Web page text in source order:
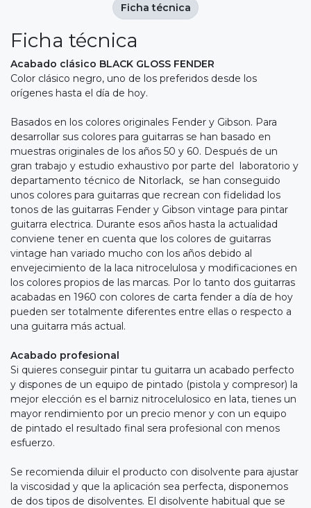
Ficha técnica
Acabado clásico BLACK GLOSS FENDER
Color clásico negro, uno de los preferidos desde los
orígenes hasta el día de hoy.
Basados en los colores originales Fender y Gibson. Para
desarrollar sus colores para guitarras se han basado en
muestras originales de los años 50 y 60. Después de un
gran trabajo y estudio exhaustivo por parte del laboratorio y
departamento técnico de Nitorlack, se han conseguido
unos colores para guitarras que recrean con fidelidad los
tonos de las guitarras Fender y Gibson vintage para pintar
guitarra electrica. Durante esos años hasta la actualidad
conviene tener en cuenta que los colores de guitarras
vintage han variado mucho con los años debido al
envejecimiento de la laca nitrocelulosa y modificaciones en
los colores propios de las marcas. Por lo tanto dos guitarras
acabadas en 1960 con colores de carta fender a día de hoy
pueden ser totalmente diferentes entre ellas o respecto a
una guitarra más actual.
Acabado profesional
Si quieres conseguir pintar tu guitarra un acabado perfecto
y dispones de un equipo de pintado (pistola y compresor) la
mejor elección es el barniz nitrocelulosico en lata, tienes un
mayor rendimiento por un precio menor y con un equipo
de pintado el resultado final sera profesional con menos
esfuerzo.
Se recomienda diluir el producto con disolvente para ajustar
la viscosidad y que la aplicación sea perfecta, disponemos
de dos tipos de disolventes. El disolvente habitual que se
Ficha técnica